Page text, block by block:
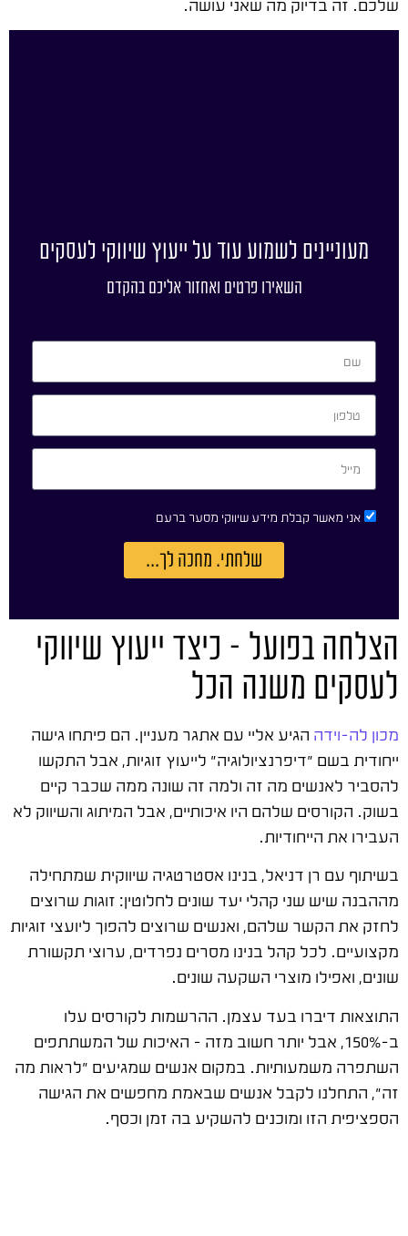
מעוניינים לשמוע עוד על ייעוץ שיווקי לעסקים
השאירו פרטים ואחזור אליכם בהקדם
אני מאשר קבלת מידע שיווקי מסער ברעם
שלחתי. מחכה לך...
הצלחה בפועל – כיצד ייעוץ שיווקי
לעסקים משנה הכל
מכון לה-וידה הגיע אליי עם אתגר מעניין. הם פיתחו גישה
ייחודית בשם "דיפרנציולוגיה" לייעוץ זוגיות, אבל התקשו
להסביר לאנשים מה זה ולמה זה שונה ממה שכבר קיים
בשוק. הקורסים שלהם היו איכותיים, אבל המיתוג והשיווק לא
העבירו את הייחודיות.
בשיתוף עם רן דניאל, בנינו אסטרטגיה שיווקית שמתחילה
מההבנה שיש שני קהלי יעד שונים לחלוטין: זוגות שרוצים
לחזק את הקשר שלהם, ואנשים שרוצים להפוך ליועצי זוגיות
מקצועיים. לכל קהל בנינו מסרים נפרדים, ערוצי תקשורת
שונים, ואפילו מוצרי השקעה שונים.
התוצאות דיברו בעד עצמן. ההרשמות לקורסים עלו
ב-150%, אבל יותר חשוב מזה – האיכות של המשתתפים
השתפרה משמעותיות. במקום אנשים שמגיעים "לראות מה
זה", התחלנו לקבל אנשים שבאמת מחפשים את הגישה
הספציפית הזו ומוכנים להשקיע בה זמן וכסף.